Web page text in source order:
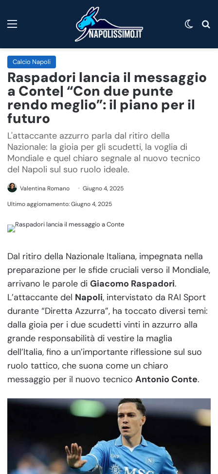
Calcio Napoli
Raspadori lancia il messaggio
a Conte| “Con due punte
rendo meglio”: il piano per il
futuro
L'attaccante azzurro parla dal ritiro della
Nazionale: la gioia per gli scudetti, la voglia di
Mondiale e quel chiaro segnale al nuovo tecnico
del Napoli sul suo ruolo ideale.
Valentina Romano
Giugno 4, 2025
Ultimo aggiornamento: Giugno 4, 2025
Dal ritiro della Nazionale Italiana, impegnata nella
preparazione per le sfide cruciali verso il Mondiale,
arrivano le parole di Giacomo Raspadori.
L’attaccante del Napoli, intervistato da RAI Sport
durante “Diretta Azzurra”, ha toccato diversi temi:
dalla gioia per i due scudetti vinti in azzurro alla
grande responsabilità di vestire la maglia
dell’Italia, fino a un’importante riflessione sul suo
ruolo tattico, che suona come un chiaro
messaggio per il nuovo tecnico Antonio Conte.